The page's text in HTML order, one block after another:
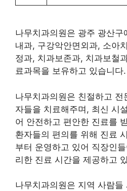
나무치과의원은 광주 광산
내과, 구강악안면외과, 소아
정과, 치과보존과, 치과보철
료과목을 보유하고 있습니다.
나무치과의원은 친절하고
자들을 치료해주며, 최신 시
어 안전하고 편안한 진료를
환자들의 편의를 위해 진료
부터 운영하고 있어 직장인
리한 진료 시간을 제공하고
나무치과의원은 지역 사람들